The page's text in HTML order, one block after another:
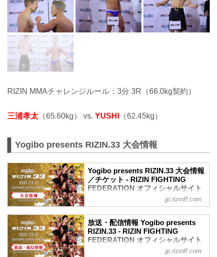
RIZIN MMAチャレンジルール：3分 3R（66.0kg契約）
三浦孝太 （65.60kg） vs. YUSHI （62.45kg）
Yogibo presents RIZIN.33 大会情報
Yogibo presents RIZIN.33 大会情報
／チケット - RIZIN FIGHTING
FEDERATION オフィシャルサイト
現状は必要ありません。
大会概要
名称
jp.rizinff.com
放送・配信情報 Yogibo presents
RIZIN.33 - RIZIN FIGHTING
FEDERATION オフィシャルサイト
12月31日（金）さいたまスーパーアリー
jp.rizinff.com